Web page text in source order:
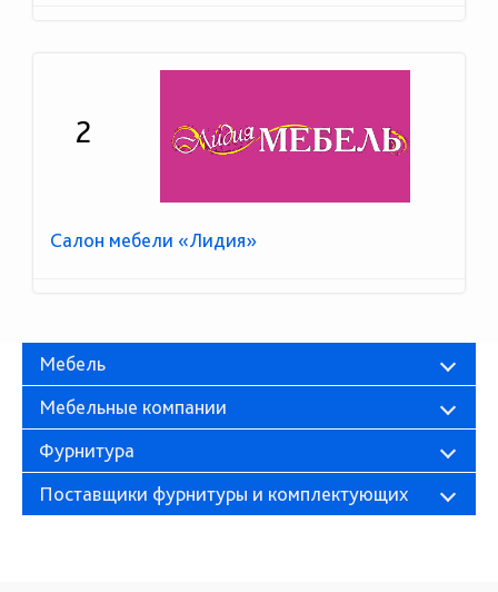
2
Салон мебели «Лидия»
Мебель
Мебельные компании
Фурнитура
Поставщики фурнитуры и комплектующих